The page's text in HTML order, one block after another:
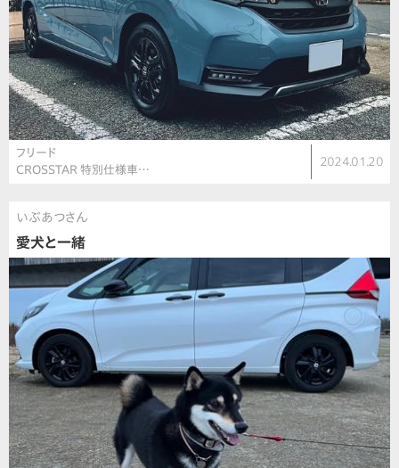
フリード
CROSSTAR 特別仕様車…
2024.01.20
いぶあつさん
愛犬と一緒